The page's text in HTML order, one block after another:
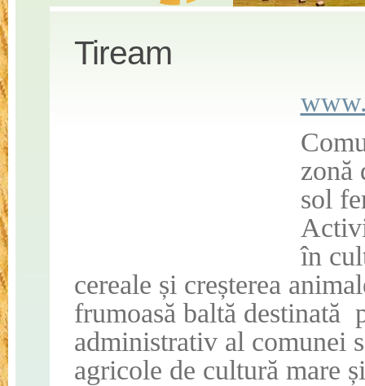
Tiream
zonă
sol
în
cereale și creșterea
frumoasă baltă destinată
administrativ al comunei
agricole de cultură mare